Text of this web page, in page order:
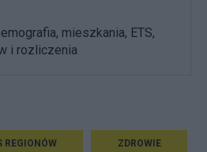
mieszkania, ETS,
i rozliczenia
REGIONÓW ZDROWIE